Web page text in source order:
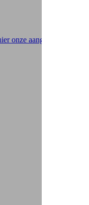
onze aangepaste uren